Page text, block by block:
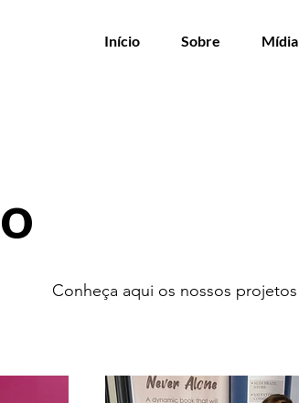
Início Sobre Mídia
Conheça aqui os nossos projetos